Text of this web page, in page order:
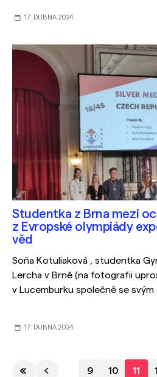
17. DUBNA 2024
Studentka z Brna mezi
z Evropské olympiády
věd
Soňa Kotuliaková , studentka
Lercha v Brně (na fotografii
v Lucemburku společně se
17. DUBNA 2024
9 10 11